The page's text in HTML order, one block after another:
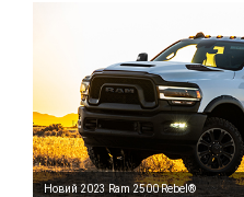
Ram
2500
Rebel<sup>®</sup>
Новий 2023 Ram 2500 Rebel®